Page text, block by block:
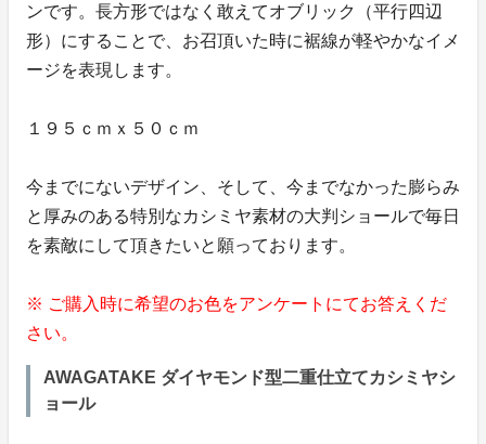
ンです。長方形ではなく敢えてオブリック（平行四辺
形）にすることで、お召頂いた時に裾線が軽やかなイメ
ージを表現します。
１９５ｃｍｘ５０ｃｍ
今までにないデザイン、そして、今までなかった膨らみ
と厚みのある特別なカシミヤ素材の大判ショールで毎日
を素敵にして頂きたいと願っております。
※ ご購入時に希望のお色をアンケートにてお答えくだ
さい。
AWAGATAKE ダイヤモンド型二重仕立てカシミヤシ
ョール